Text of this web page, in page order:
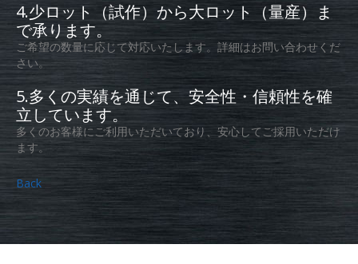
4.少ロット（試作）から大ロット（量産）ま
で承ります。
ご希望の数量に応じて対応いたします。詳細はお問い合わせくだ
さい。
5.多くの実績を通じて、安全性・信頼性を確
立しています。
多くのお客様にご利用いただいており、安心してご採用いただけ
ます。
Back